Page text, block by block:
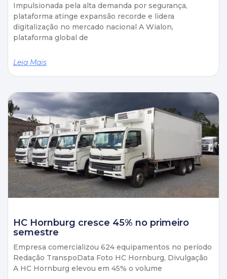
Impulsionada pela alta demanda por segurança,
plataforma atinge expansão recorde e lidera
digitalização no mercado nacional A Wialon,
plataforma global de
Leia Mais
HC Hornburg cresce 45% no primeiro
semestre
Empresa comercializou 624 equipamentos no período
Redação TranspoData Foto HC Hornburg, Divulgação
A HC Hornburg elevou em 45% o volume